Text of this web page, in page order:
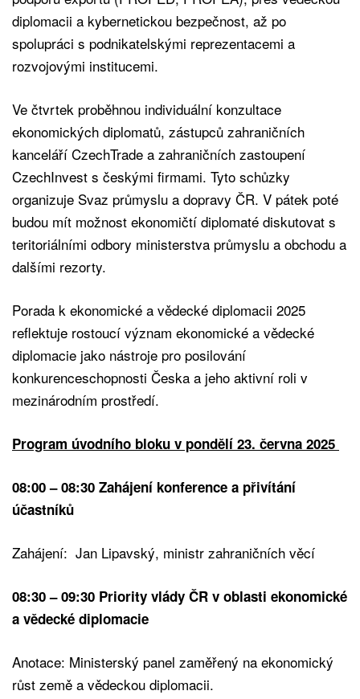
diplomacii a kybernetickou bezpečnost, až po
spolupráci s podnikatelskými reprezentacemi a
rozvojovými institucemi.
Ve čtvrtek proběhnou individuální konzultace
ekonomických diplomatů, zástupců zahraničních
kanceláří CzechTrade a zahraničních zastoupení
CzechInvest s českými firmami. Tyto schůzky
organizuje Svaz průmyslu a dopravy ČR. V pátek poté
budou mít možnost ekonomičtí diplomaté diskutovat s
teritoriálními odbory ministerstva průmyslu a obchodu a
dalšími rezorty.
Porada k ekonomické a vědecké diplomacii 2025
reflektuje rostoucí význam ekonomické a vědecké
diplomacie jako nástroje pro posilování
konkurenceschopnosti Česka a jeho aktivní roli v
mezinárodním prostředí.
Program úvodního bloku v pondělí 23. června 2025
08:00 – 08:30 Zahájení konference a přivítání
účastníků
Zahájení: Jan Lipavský, ministr zahraničních věcí
08:30 – 09:30 Priority vlády ČR v oblasti ekonomické
a vědecké diplomacie
Anotace: Ministerský panel zaměřený na ekonomický
růst země a vědeckou diplomacii.